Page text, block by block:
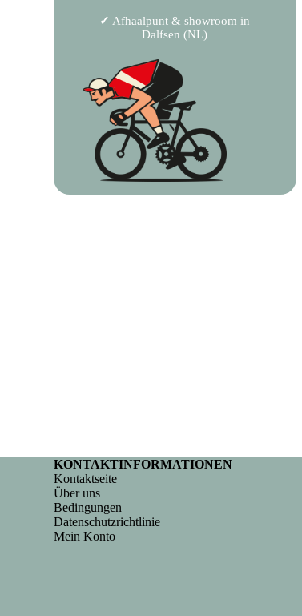
✓ Afhaalpunt & showroom in
Dalfsen (NL)
KONTAKTINFORMATIONEN
Kontaktseite
Über uns
Bedingungen
Datenschutzrichtlinie
Mein Konto